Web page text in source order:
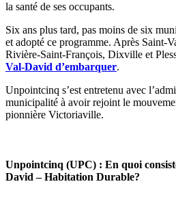
la santé de ses occupants.
Six ans plus tard, pas moins de six
et adopté ce programme. Après Saint-
Rivière-Saint-François, Dixville et
Val-David d’embarquer.
Unpointcinq s’est entretenu avec
municipalité à avoir rejoint le
pionnière Victoriaville.
Unpointcinq (UPC) : En quoi
David – Habitation Durable?